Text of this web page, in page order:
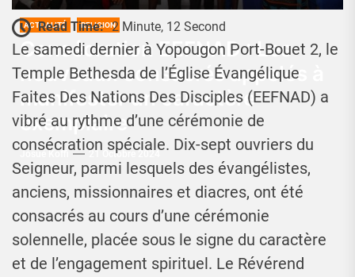
ACTUALITÉ RELIGION
Consécration EEFNAD : Les
nouveaux consacrés appelés à
manifester un caractère
exemplaire
21 Octobre 2024
Read Time: 2 Minute, 12 Second
Le samedi dernier à Yopougon Port-Bouet 2, le
Temple Bethesda de l’Église Évangélique
Faites Des Nations Des Disciples (EEFNAD) a
vibré au rythme d’une cérémonie de
consécration spéciale. Dix-sept ouvriers du
Seigneur, parmi lesquels des évangélistes,
anciens, missionnaires et diacres, ont été
consacrés au cours d’une cérémonie
solennelle, placée sous le signe du caractère
et de l’engagement spirituel. Le Révérend